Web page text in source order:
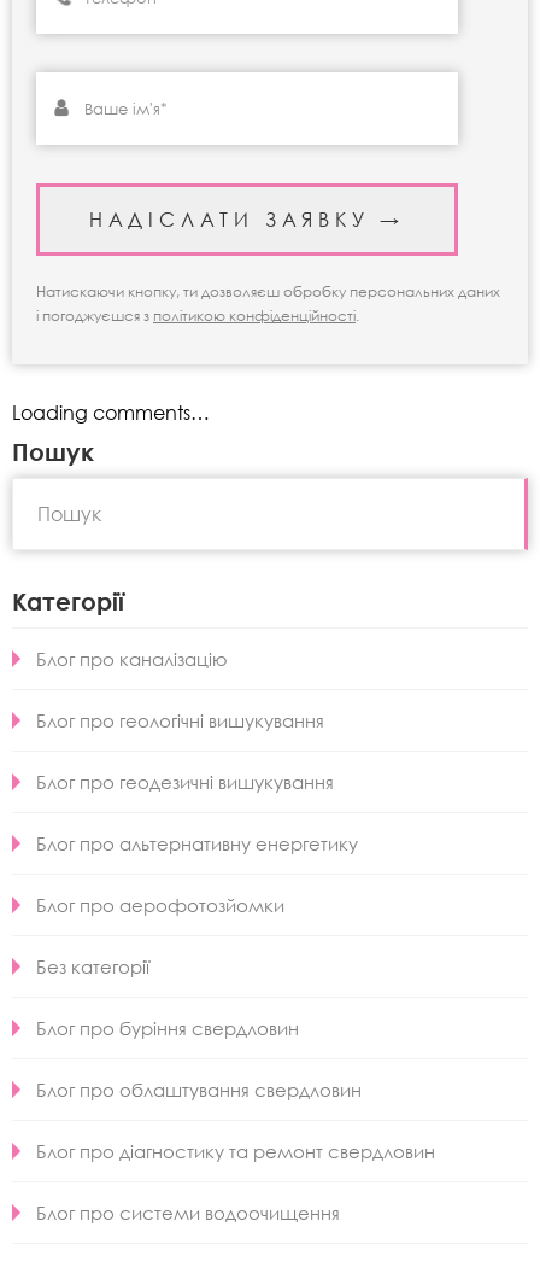
Натискаючи кнопку, ти дозволяєш обробку персональних даних
і погоджуєшся з політикою конфіденційності.
Loading comments…
Пошук
Категорії
Блог про каналізацію
Блог про геологічні вишукування
Блог про геодезичні вишукування
Блог про альтернативну енергетику
Блог про аерофотозйомки
Без категорії
Блог про буріння свердловин
Блог про облаштування свердловин
Блог про діагностику та ремонт свердловин
Блог про системи водоочищення